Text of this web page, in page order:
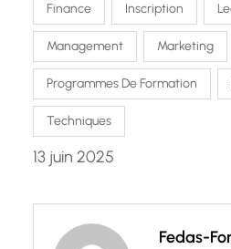
Finance Inscription
Management Marketing
Programmes De Formation
Techniques
13 juin 2025
Fedas-